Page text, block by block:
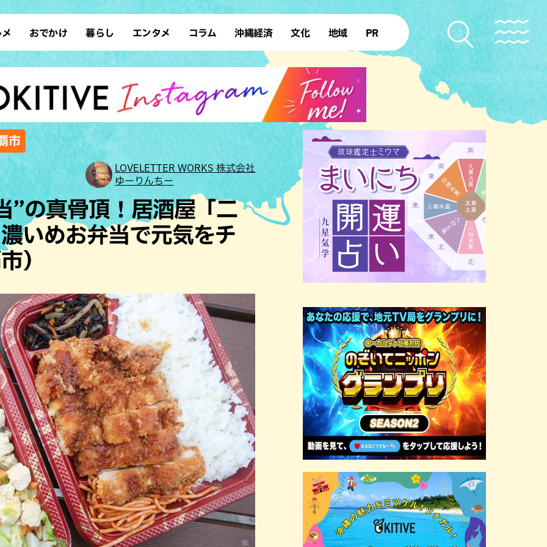
ン 沖縄そば
ウト カフェ
和食・日本料理
理 アジア・エスニック
イタリアン
洋料理 フレンチ
・焼肉 焼鳥・串料理
肉料理 居酒屋・バー
イキング
ガー タコス・タコライス
おでかけ
デート ドライブ
散歩 ソロ活
レジャー
ショッピング ホテル
サウナ 公園
沖縄の海
暮らし
レシピ SDGs
ファッション ローカルニュース
沖縄移住 沖縄旧暦行事
エンタメ
スポーツ 占い
タレント・芸人 テレビ
コラム 沖縄経済 文化
復帰50年
地域
本島北部 本島中部
本島南部 先島諸島
北部離島
PR
市
LOVELETTER WORKS 株式会社
ゆーりんちー
”の真骨頂！居酒屋「二
いめお弁当で元気をチ
）